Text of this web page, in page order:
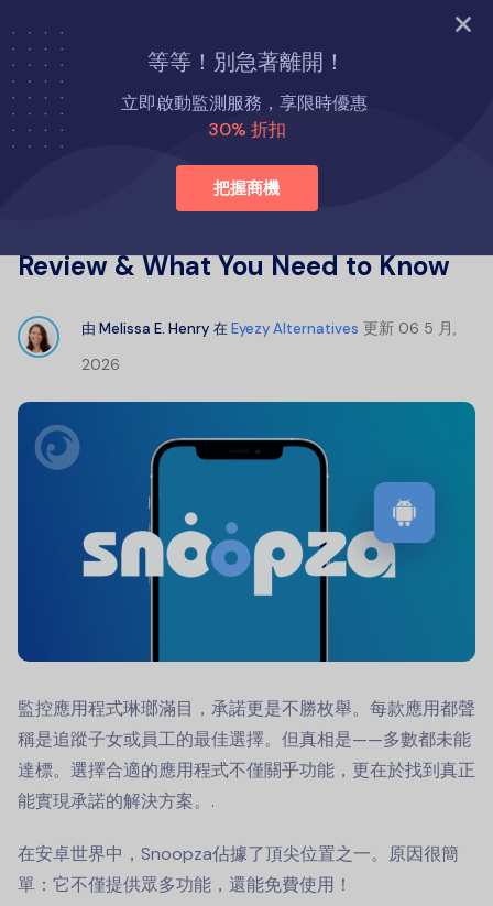
立即試用
等等！別急著離開！
立即啟動監測服務，享限時優惠
30% 折扣
把握商機
首頁
Eyezy 替代方案
Is Snoopza Legit? Full Snoopza Review & What You Need to
Know
Review & What You Need to Know
由 Melissa E. Henry 在Eyezy Alternatives 更新 06 5 月,
2026
監控應用程式琳瑯滿目，承諾更是不勝枚舉。每款應用都聲
稱是追蹤子女或員工的最佳選擇。但真相是——多數都未能
達標。選擇合適的應用程式不僅關乎功能，更在於找到真正
能實現承諾的解決方案。.
在安卓世界中，Snoopza佔據了頂尖位置之一。原因很簡
單：它不僅提供眾多功能，還能免費使用！